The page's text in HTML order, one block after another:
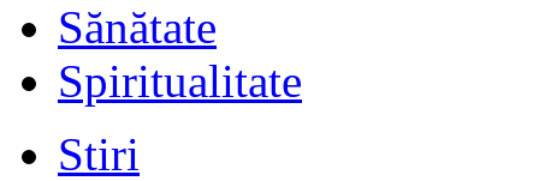
Sănătate
Spiritualitate
Stiri